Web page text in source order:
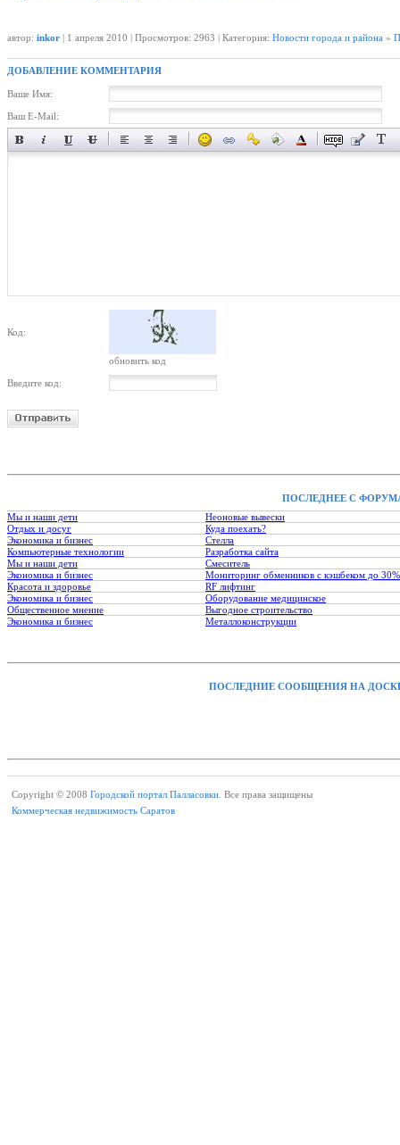
автор: inkor | 1 апреля 2010 | Просмотров: 2963 | Категория: Новости города и района »
ДОБАВЛЕНИЕ КОММЕНТАРИЯ
Ваше Имя:
Ваш E-Mail:
Код:
обновить код
Введите код:
ПОСЛЕДНЕЕ С
Мы и наши дети
Неоновые вывески
Отдых и досуг
Куда поехать?
Экономика и бизнес
Стелла
Компьютерные технологии
Разработка сайта
Мы и наши дети
Смеситель
Экономика и бизнес
Мониторинг обменников с кэшбеком до 30%
Красота и здоровье
RF лифтинг
Экономика и бизнес
Оборудование медицинское
Общественное мнение
Выгодное строительство
Экономика и бизнес
Металлоконструкции
ПОСЛЕДНИЕ СООБЩЕНИЯ НА
Copyright © 2008 Городской портал Палласовки. Все права защищены
Коммерческая недвижимость Саратов